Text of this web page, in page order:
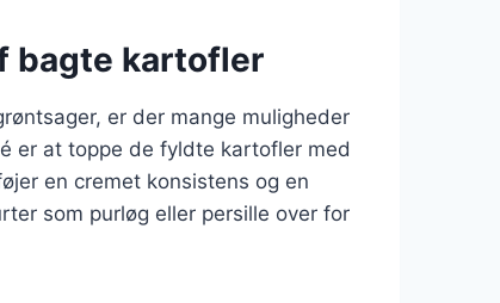
bagte kartofler
er der mange muligheder
er at toppe de fyldte kartofler med
en cremet konsistens og en
som purløg eller persille over for